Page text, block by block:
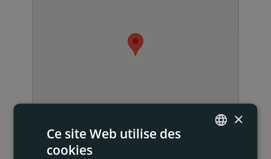
×
Ce site Web utilise des
cookies